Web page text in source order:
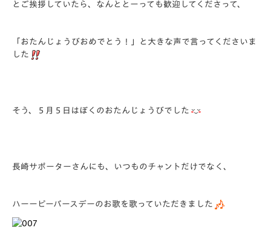
とご挨拶していたら、なんととーっても歓迎してくださって、
「 おたんじょうびおめでとう！
」と大きな声で言ってくださいま
した
そう、５月５日はぼくのおたんじょうびでした
長崎サポーターさんにも、いつものチャントだけでなく、
ハーーピーバースデーのお歌を歌っていただきました